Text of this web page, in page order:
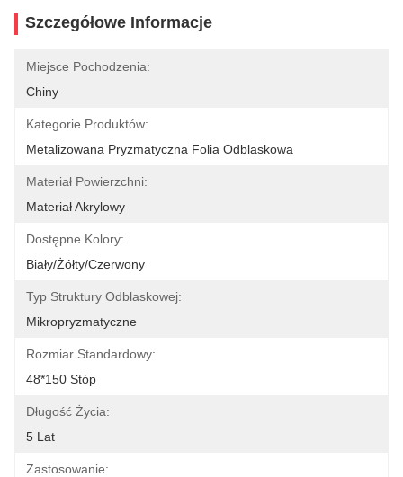
Szczegółowe Informacje
Miejsce Pochodzenia:
Chiny
Kategorie Produktów:
Metalizowana Pryzmatyczna Folia Odblaskowa
Materiał Powierzchni:
Materiał Akrylowy
Dostępne Kolory:
Biały/Żółty/Czerwony
Typ Struktury Odblaskowej:
Mikropryzmatyczne
Rozmiar Standardowy:
48*150 Stóp
Długość Życia:
5 Lat
Zastosowanie: